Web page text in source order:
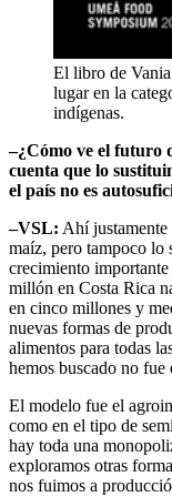
El libro de
lugar en la
indígenas.
–¿Cómo ve el futuro
cuenta que lo
el país no es
–VSL: Ahí
maíz, pero tampoco lo
crecimiento
millón en Costa Rica
en cinco millones y
nuevas formas de
alimentos para todas
hemos buscado no fue
El modelo fue el
como en el tipo de
hay toda una
exploramos otras
nos fuimos a